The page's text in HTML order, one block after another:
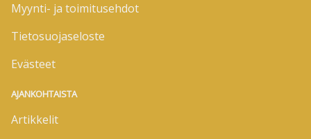
Myynti- ja toimitusehdot
Tietosuojaseloste
Evästeet
AJANKOHTAISTA
Artikkelit